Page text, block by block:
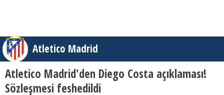
Atletico Madrid
Atletico Madrid'den Diego Costa açıklaması!
Sözleşmesi feshedildi